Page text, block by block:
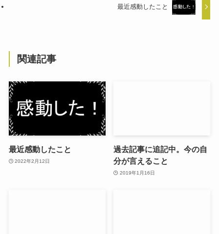
最近感動したこと
関連記事
最近感動したこと
2022年2月12日
過去記事に追記中。今の自
分が言えること
2019年1月16日